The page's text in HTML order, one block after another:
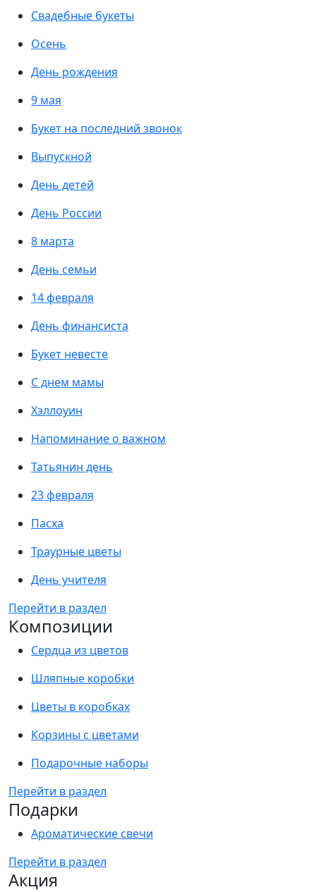
Свадебные букеты
Осень
День рождения
9 мая
Букет на последний звонок
Выпускной
День детей
День России
8 марта
День семьи
14 февраля
День финансиста
Букет невесте
С днем мамы
Хэллоуин
Напоминание о важном
Татьянин день
23 февраля
Пасха
Траурные цветы
День учителя
Перейти в раздел
Композиции
Сердца из цветов
Шляпные коробки
Цветы в коробках
Корзины с цветами
Подарочные наборы
Перейти в раздел
Подарки
Ароматические свечи
Перейти в раздел
Акция